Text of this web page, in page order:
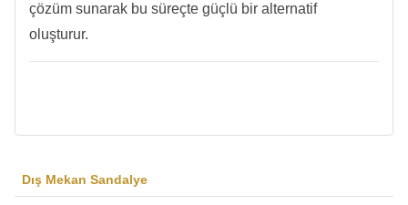
çözüm sunarak bu süreçte güçlü bir alternatif
oluşturur.
Dış Mekan Sandalye